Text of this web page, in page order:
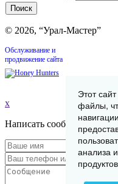
© 2026, “Урал-Мастер”
Обслуживание и
продвижение сайта
x
Написать сообщение
Этот
файлы,
анализа